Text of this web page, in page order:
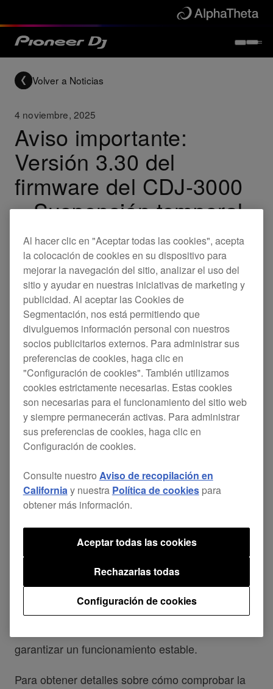
Volver a Noticias
4 noviembre, 2025
Aviso importante:
Versión 3.30 del
firmware del CDJ-3000
– Suspensión temporal
de la distribución
Updates CDJ-3000
Gracias por su apoyo continuo al CDJ-3000.
Somos conscientes de que algunos usuarios han
experimentado problemas como que no se
muestren las listas de reproducción tras actualizar
a la última versión del firmware del CDJ-3000
(Ver.3.30), lanzada el 21 de octubre de 2025.
Lamentamos sinceramente los inconvenientes
que esto haya podido causar.
Nuestros equipos están investigando activamente
Como medida de precaución, se ha suspendido
temporalmente la distribución del firmware
Ver.3.30 hasta que termine la investigación.
Si ya ha actualizado a la Ver.3.30, le sugerimos
garantizar un funcionamiento estable.
Para obtener detalles sobre cómo comprobar la
Al hacer clic en "Aceptar todas las cookies", acepta
la colocación de cookies en su dispositivo para
mejorar la navegación del sitio, analizar el uso del
sitio y ayudar en nuestras iniciativas de marketing y
publicidad. Al aceptar las Cookies de
Segmentación, nos está permitiendo que
divulguemos información personal con nuestros
socios publicitarios externos. Para administrar sus
preferencias de cookies, haga clic en
"Configuración de cookies". También utilizamos
cookies estrictamente necesarias. Estas cookies
son necesarias para el funcionamiento del sitio web
y siempre permanecerán activas. Para administrar
sus preferencias de cookies, haga clic en
Configuración de cookies.
Consulte nuestro Aviso de recopilación en
California y nuestra Política de cookiespara
obtener más información.
Configuración de cookies
Rechazarlas todas
Aceptar todas las cookies